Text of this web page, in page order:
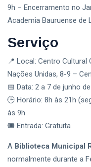
9h – Encerramento no
Academia Bauruense de
Serviço
📍 Local: Centro Cultural
Nações Unidas, 8-9 –
📅 Data: 2 a 7 de junho
🕒 Horário: 8h às 21h
às 9h
🎟️ Entrada: Gratuita
A Biblioteca Municipal
normalmente durante a